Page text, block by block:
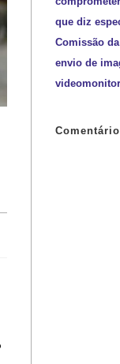
que diz
Comissão
envio de